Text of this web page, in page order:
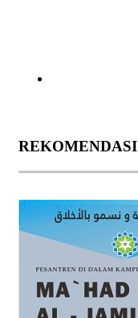
REKOMENDASI